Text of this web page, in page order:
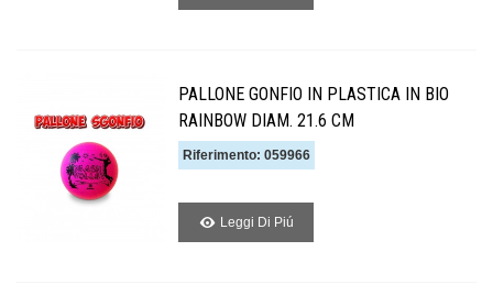
PALLONE GONFIO IN PLASTICA IN BIO
RAINBOW DIAM. 21.6 CM
Riferimento: 059966
Leggi Di Piú